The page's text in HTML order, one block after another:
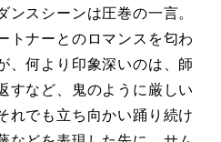
ンスシーンは圧巻の一言。
トナーとのロマンスを匂わ
、何より印象深いのは、師
すなど、鬼のように厳しい
れでも立ち向かい踊り続け